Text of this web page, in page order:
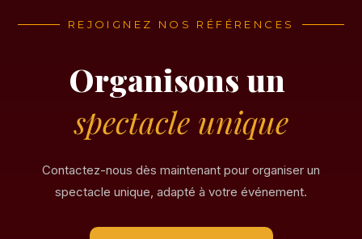
REJOIGNEZ NOS RÉFÉRENCES
Organisons un
spectacle unique
Contactez-nous dès maintenant pour organiser un
spectacle unique, adapté à votre événement.